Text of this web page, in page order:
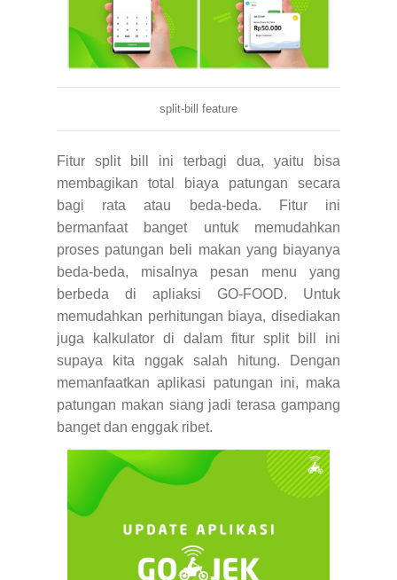
split-bill feature
Fitur split bill ini terbagi dua, yaitu bisa
membagikan total biaya patungan secara
bagi rata atau beda-beda. Fitur ini
bermanfaat banget untuk memudahkan
proses patungan beli makan yang biayanya
beda-beda, misalnya pesan menu yang
berbeda di apliaksi GO-FOOD. Untuk
memudahkan perhitungan biaya, disediakan
juga kalkulator di dalam fitur split bill ini
supaya kita nggak salah hitung. Dengan
memanfaatkan aplikasi patungan ini, maka
patungan makan siang jadi terasa gampang
banget dan enggak ribet.